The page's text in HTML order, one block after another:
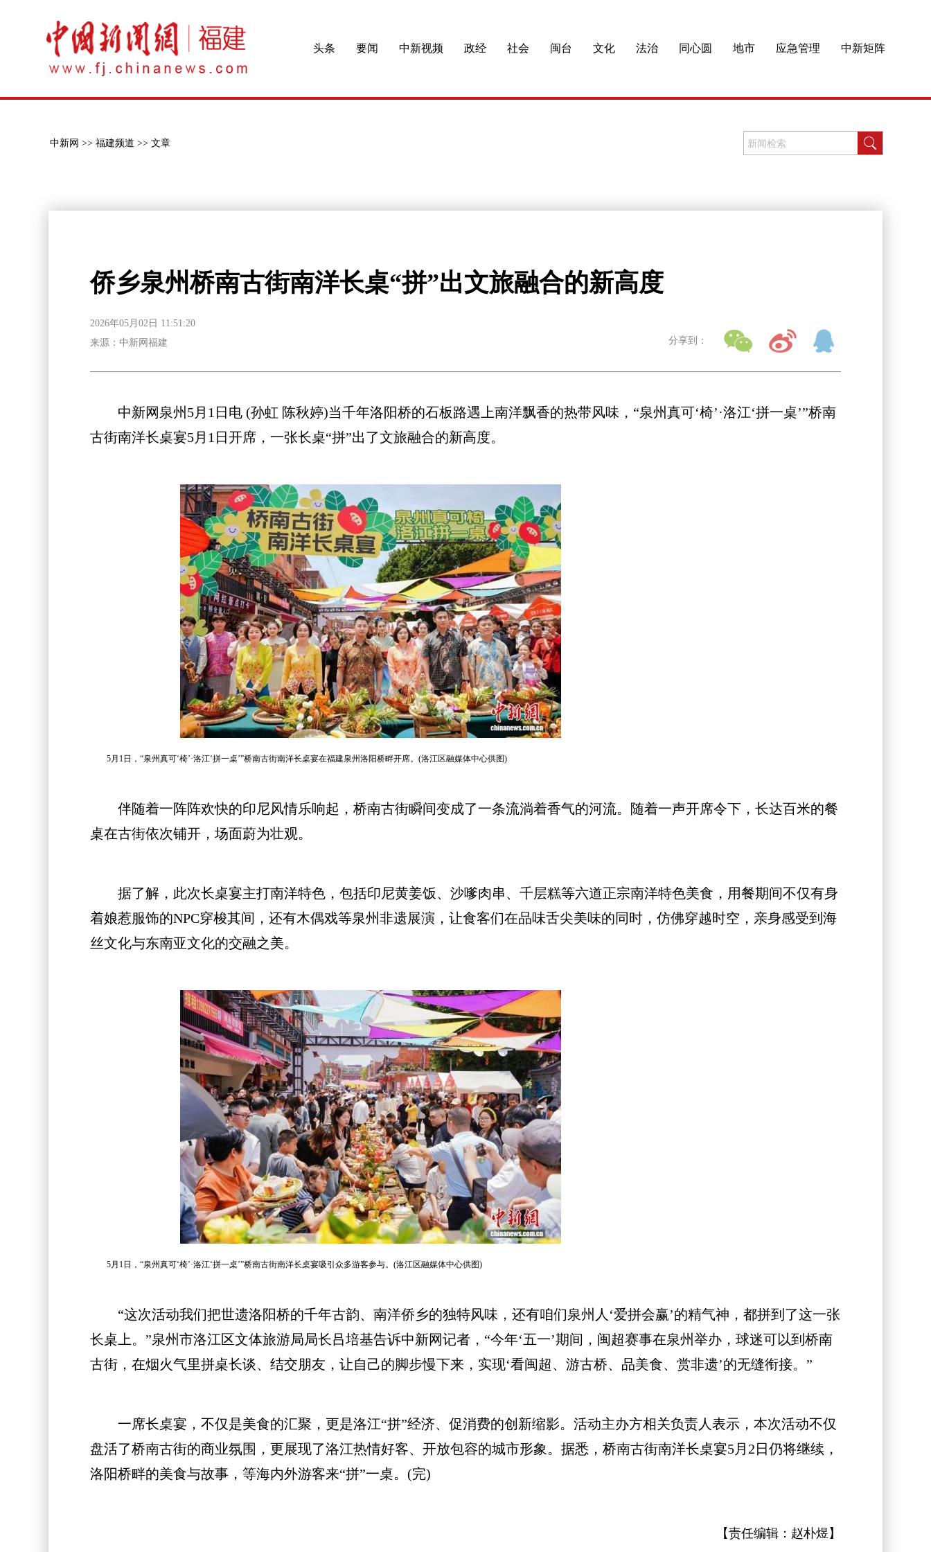
头条 要闻 中新视频 政经 社会 闽台 文化 法治 同心圆 地市 应急管理 中新矩阵
中新网 >> 福建频道 >> 文章
侨乡泉州桥南古街南洋长桌“拼”出文旅融合的新高度
2026年05月02日 11:51:20
来源：中新网福建
分享到：
中新网泉州5月1日电 (孙虹 陈秋婷)当千年洛阳桥的石板路遇上南洋飘香的热带风味，“泉州真可‘椅’·洛江‘拼一桌’”桥南
古街南洋长桌宴5月1日开席，一张长桌“拼”出了文旅融合的新高度。
5月1日，“泉州真可‘椅’·洛江‘拼一桌’”桥南古街南洋长桌宴在福建泉州洛阳桥畔开席。(洛江区融媒体中心供图)
伴随着一阵阵欢快的印尼风情乐响起，桥南古街瞬间变成了一条流淌着香气的河流。随着一声开席令下，长达百米的餐
桌在古街依次铺开，场面蔚为壮观。
据了解，此次长桌宴主打南洋特色，包括印尼黄姜饭、沙嗲肉串、千层糕等六道正宗南洋特色美食，用餐期间不仅有身
着娘惹服饰的NPC穿梭其间，还有木偶戏等泉州非遗展演，让食客们在品味舌尖美味的同时，仿佛穿越时空，亲身感受到海
丝文化与东南亚文化的交融之美。
5月1日，“泉州真可‘椅’·洛江‘拼一桌’”桥南古街南洋长桌宴吸引众多游客参与。(洛江区融媒体中心供图)
“这次活动我们把世遗洛阳桥的千年古韵、南洋侨乡的独特风味，还有咱们泉州人‘爱拼会赢’的精气神，都拼到了这一张
长桌上。”泉州市洛江区文体旅游局局长吕培基告诉中新网记者，“今年‘五一’期间，闽超赛事在泉州举办，球迷可以到桥南
古街，在烟火气里拼桌长谈、结交朋友，让自己的脚步慢下来，实现‘看闽超、游古桥、品美食、赏非遗’的无缝衔接。”
一席长桌宴，不仅是美食的汇聚，更是洛江“拼”经济、促消费的创新缩影。活动主办方相关负责人表示，本次活动不仅
盘活了桥南古街的商业氛围，更展现了洛江热情好客、开放包容的城市形象。据悉，桥南古街南洋长桌宴5月2日仍将继续，
洛阳桥畔的美食与故事，等海内外游客来“拼”一桌。(完)
【责任编辑： 赵朴煜 】